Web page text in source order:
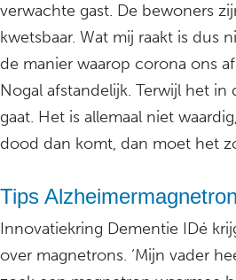
verwachte gast. De bewoners
kwetsbaar. Wat mij raakt is dus
de manier waarop corona ons
Nogal afstandelijk. Terwijl het
gaat. Het is allemaal niet
dood dan komt, dan moet het
Tips Alzheimermagnetron
Innovatiekring Dementie IDé
over magnetrons. ‘Mijn vader